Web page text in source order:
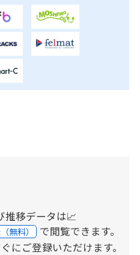
推移データは📈
無料） で閲覧できます。
にご登録いただけます。